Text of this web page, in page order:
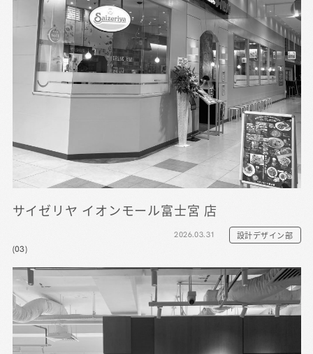
サイゼリヤ イオンモール富士宮 店
2026.03.31 設計デザイン部
(03)